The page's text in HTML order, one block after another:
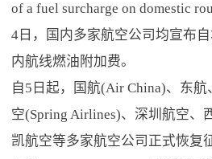
of a fuel surcharge on domestic
4日，国内多家航空公司均宣布
内航线燃油附加费。
自5日起，国航(Air China)、东
空(Spring Airlines)、深圳航空、
凯航空等多家航空公司正式恢复